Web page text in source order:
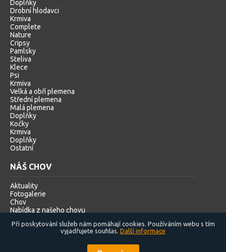
Doplňky
Drobní hlodavci
Krmiva
Complete
Nature
Cripsy
Pamlsky
Steliva
Klece
Psi
Krmiva
Velká a obří plemena
Střední plemena
Malá plemena
Doplňky
Kočky
Krmiva
Doplňky
Ostatní
NÁŠ CHOV
Aktuality
Fotogalerie
Chov
Nabídka z našeho chovu
Při poskytování služeb nám pomáhají cookies. Používáním webu s tím
vyjadřujete souhlas. Další informace